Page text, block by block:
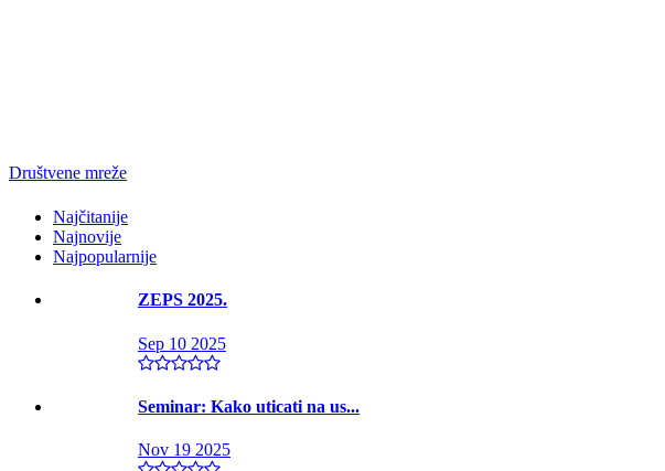
Društvene mreže
Najčitanije
Najnovije
Najpopularnije
ZEPS 2025.
Sep 10 2025
Seminar: Kako uticati na us...
Nov 19 2025